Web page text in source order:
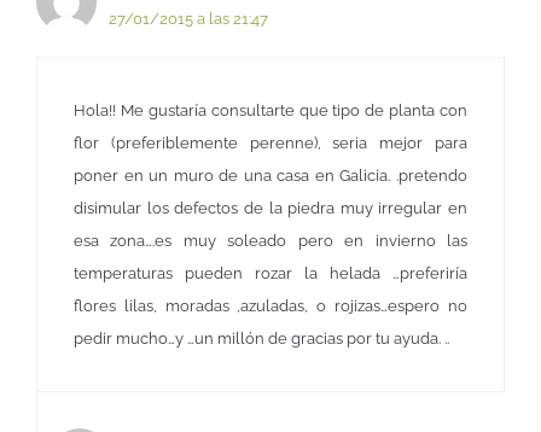
27/01/2015 a las 21:47
Hola!! Me gustaría consultarte que tipo de planta con
flor (preferiblemente perenne), seria mejor para
poner en un muro de una casa en Galicia. .pretendo
disimular los defectos de la piedra muy irregular en
esa zona….es muy soleado pero en invierno las
temperaturas pueden rozar la helada …preferiría
flores lilas, moradas ,azuladas, o rojizas…espero no
pedir mucho…y …un millón de gracias por tu ayuda. ..